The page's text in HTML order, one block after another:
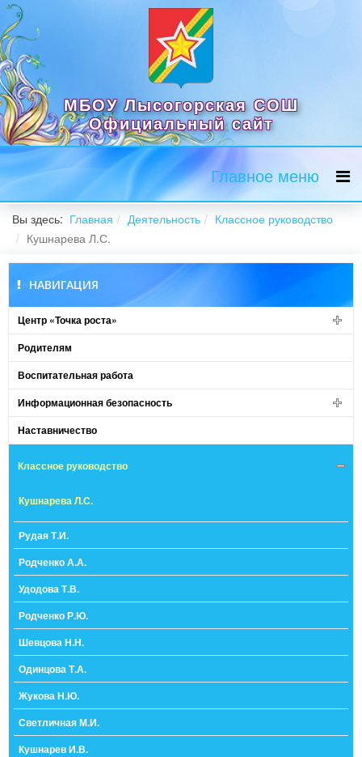
МБОУ Лысогорская СОШ
Официальный сайт
Главное меню
Вы здесь: Главная Деятельность
Классное руководство
Кушнарева Л.С.
НАВИГАЦИЯ
Центр «Точка роста»
Родителям
Воспитательная работа
Информационная безопасность
Наставничество
Классное руководство
Кушнарева Л.С.
Рудая Т.И.
Родченко А.А.
Удодова Т.В.
Родченко Р.Ю.
Шевцова Н.Н.
Одинцова Т.А.
Жукова Н.Ю.
Светличная М.И.
Кушнарев И.В.